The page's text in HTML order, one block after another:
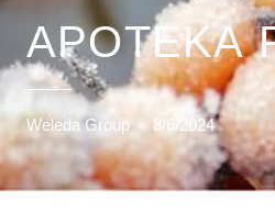
APOTEKA
Weleda Group · 8/6/2024